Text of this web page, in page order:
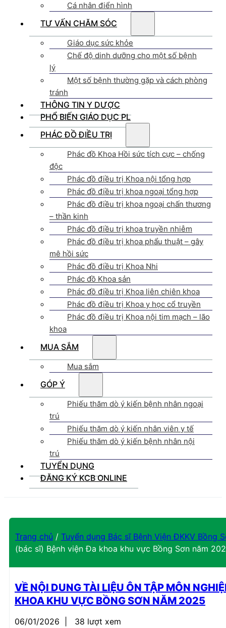
Cá nhân điển hình
TƯ VẤN CHĂM SÓC
Giáo dục sức khỏe
Chế độ dinh dưỡng cho một số bệnh
lý
Một số bệnh thường gặp và cách phòng
tránh
THÔNG TIN Y DƯỢC
PHỔ BIẾN GIÁO DỤC PL
PHÁC ĐỒ ĐIỀU TRỊ
Phác đồ Khoa Hồi sức tích cực – chống
độc
Phác đồ điều trị Khoa nội tổng hợp
Phác đồ điều trị khoa ngoại tổng hợp
Phác đồ điều trị khoa ngoại chấn thương
– thần kinh
Phác đồ điều trị khoa truyền nhiễm
Phác đồ điều trị khoa phẩu thuật – gây
mê hồi sức
Phác đồ điều trị Khoa Nhi
Phác đồ Khoa sản
Phác đồ điều trị Khoa liên chiên khoa
Phác đồ điều trị Khoa y học cổ truyền
Phác đồ điều trị Khoa nội tim mạch – lão
khoa
MUA SẮM
Mua sắm
GÓP Ý
Phiếu thăm dò ý kiến bệnh nhân ngoại
trú
Phiếu thăm dò ý kiến nhân viên y tế
Phiếu thăm dò ý kiến bệnh nhân nội
trú
TUYỂN DỤNG
ĐĂNG KÝ KCB ONLINE
Trang chủ / Tuyển dụng Bác sĩ Bệnh Viện ĐKKV Bồng
(bác sĩ) Bệnh viện Đa khoa khu vực Bồng Sơn năm
VỀ NỘI DUNG TÀI LIỆU ÔN TẬP MÔN
KHOA KHU VỰC BỒNG SƠN NĂM 2025
06/01/2026 38 lượt xem